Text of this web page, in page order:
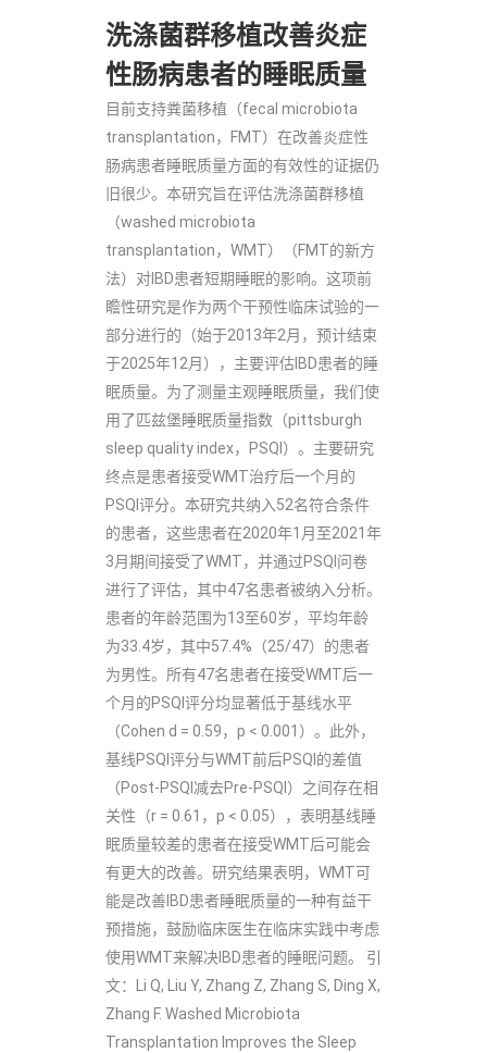
洗涤菌群移植改善炎症
性肠病患者的睡眠质量
目前支持粪菌移植（fecal microbiota
transplantation，FMT）在改善炎症性
肠病患者睡眠质量方面的有效性的证据仍
旧很少。本研究旨在评估洗涤菌群移植
（washed microbiota
transplantation，WMT）（FMT的新方
法）对IBD患者短期睡眠的影响。这项前
瞻性研究是作为两个干预性临床试验的一
部分进行的（始于2013年2月，预计结束
于2025年12月），主要评估IBD患者的睡
眠质量。为了测量主观睡眠质量，我们使
用了匹兹堡睡眠质量指数（pittsburgh
sleep quality index，PSQI）。主要研究
终点是患者接受WMT治疗后一个月的
PSQI评分。本研究共纳入52名符合条件
的患者，这些患者在2020年1月至2021年
3月期间接受了WMT，并通过PSQI问卷
进行了评估，其中47名患者被纳入分析。
患者的年龄范围为13至60岁，平均年龄
为33.4岁，其中57.4%（25/47）的患者
为男性。所有47名患者在接受WMT后一
个月的PSQI评分均显著低于基线水平
（Cohen d = 0.59，p < 0.001）。此外，
基线PSQI评分与WMT前后PSQI的差值
（Post-PSQI减去Pre-PSQI）之间存在相
关性（r = 0.61，p < 0.05），表明基线睡
眠质量较差的患者在接受WMT后可能会
有更大的改善。研究结果表明，WMT可
能是改善IBD患者睡眠质量的一种有益干
预措施，鼓励临床医生在临床实践中考虑
使用WMT来解决IBD患者的睡眠问题。 引
文：Li Q, Liu Y, Zhang Z, Zhang S, Ding X,
Zhang F. Washed Microbiota
Transplantation Improves the Sleep